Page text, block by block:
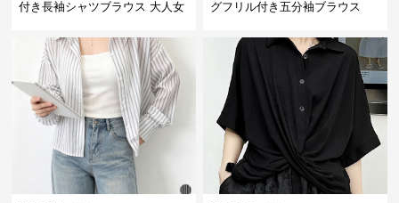
付き長袖シャツブラウス 大人女
グフリル付き五分袖ブラウス